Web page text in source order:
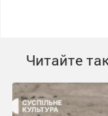
Читайте